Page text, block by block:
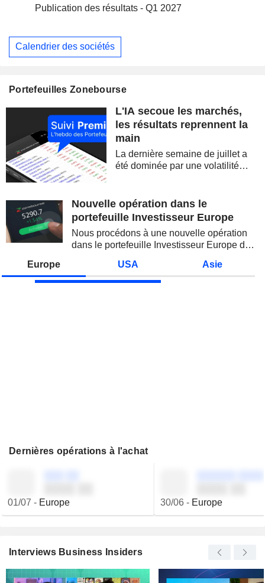
Publication des résultats - Q1 2027
Calendrier des sociétés
Portefeuilles Zonebourse
L'IA secoue les marchés,
les résultats reprennent la
main
La dernière semaine de juillet a
été dominée par une volatilité
semi-conducteurs. Les
inquiétudes sur la soutenabilité
Nouvelle opération dans le
portefeuille Investisseur Europe
Nous procédons à une nouvelle opération
dans le portefeuille Investisseur Europe de
Europe USA Asie
Dernières opérations à l'achat
01/07 - Europe 30/06- Europe
Interviews Business Insiders